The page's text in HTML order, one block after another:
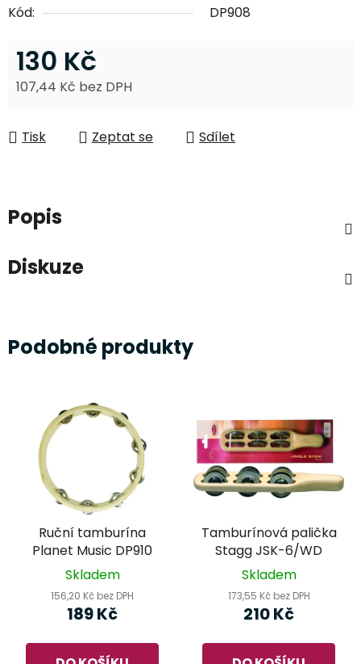
Kód:
DP908
130 Kč
107,44 Kč bez DPH
Tisk
Zeptat se Sdílet
Popis
Diskuze
Podobné produkty
Ruční tamburína
Planet Music DP910
Skladem
156,20 Kč bez DPH
189 Kč
Tamburínová palička
Stagg JSK-6/WD
Skladem
173,55 Kč bez DPH
210 Kč